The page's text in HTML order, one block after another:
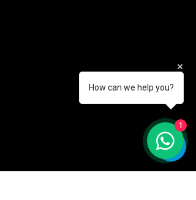
How can we help you?
1